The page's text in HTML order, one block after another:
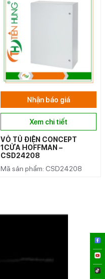
Nhận báo giá
Xem chi tiết
VỎ TỦ ĐIỆN CONCEPT
1CỬA HOFFMAN –
CSD24208
Mã sản phẩm: CSD24208